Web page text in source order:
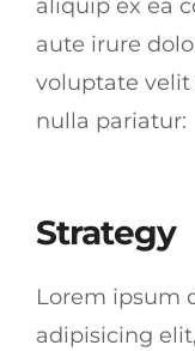
aliquip ex ea
aute irure
voluptate
nulla pariatur:
Strategy
Lorem ipsum
adipisicing